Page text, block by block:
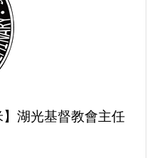
】湖光基督教會主任